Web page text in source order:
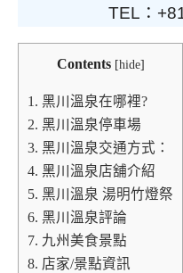
TEL：
Contents [hide]
1. 黑川溫泉在哪裡?
2. 黑川溫泉停車場
3. 黑川溫泉交通方式：
4. 黑川溫泉店舖介紹
5. 黑川溫泉 湯明竹燈祭
6. 黑川溫泉評論
7. 九州美食景點
8. 店家/景點資訊